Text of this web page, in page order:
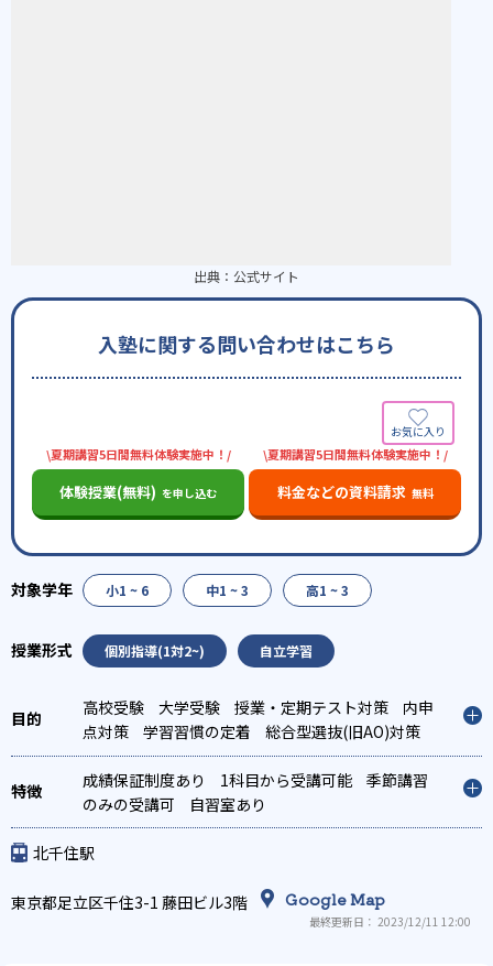
出典： 公式サイト
入塾に関する問い合わせはこちら
\夏期講習5日間無料体験実施中！/
体験授業(無料) を申し込む
\夏期講習5日間無料体験実施中！/
料金などの資料請求 無料
小1 ~ 6 中1 ~ 3 高1 ~ 3
個別指導(1対2~) 自立学習
高校受験 大学受験 授業・定期テスト対策
内申
点対策
学習習慣の定着
総合型選抜(旧AO)対策
推薦入試対策
学校別特化対策
英検(英語検定)対
策
成績保証制度あり 1科目から受講可能
季節講習
のみの受講可
自習室あり
北千住駅
東京都足立区千住3-1 藤田ビル3階 Google Map
最終更新日： 2023/12/11 12:00